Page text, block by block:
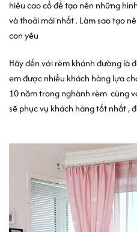
hiêu cao cổ để tạo nên những
và thoải mái nhất . Làm sao tạo
con yêu
Hãy đến với rèm khánh đường là
em được nhiều khách hàng lựa
10 năm trong nghành rèm cùng
sẽ phục vụ khách hàng tốt nhất ,